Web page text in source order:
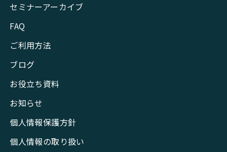
セミナーアーカイブ
FAQ
ご利用方法
ブログ
お役立ち資料
お知らせ
個人情報保護方針
個人情報の取り扱い